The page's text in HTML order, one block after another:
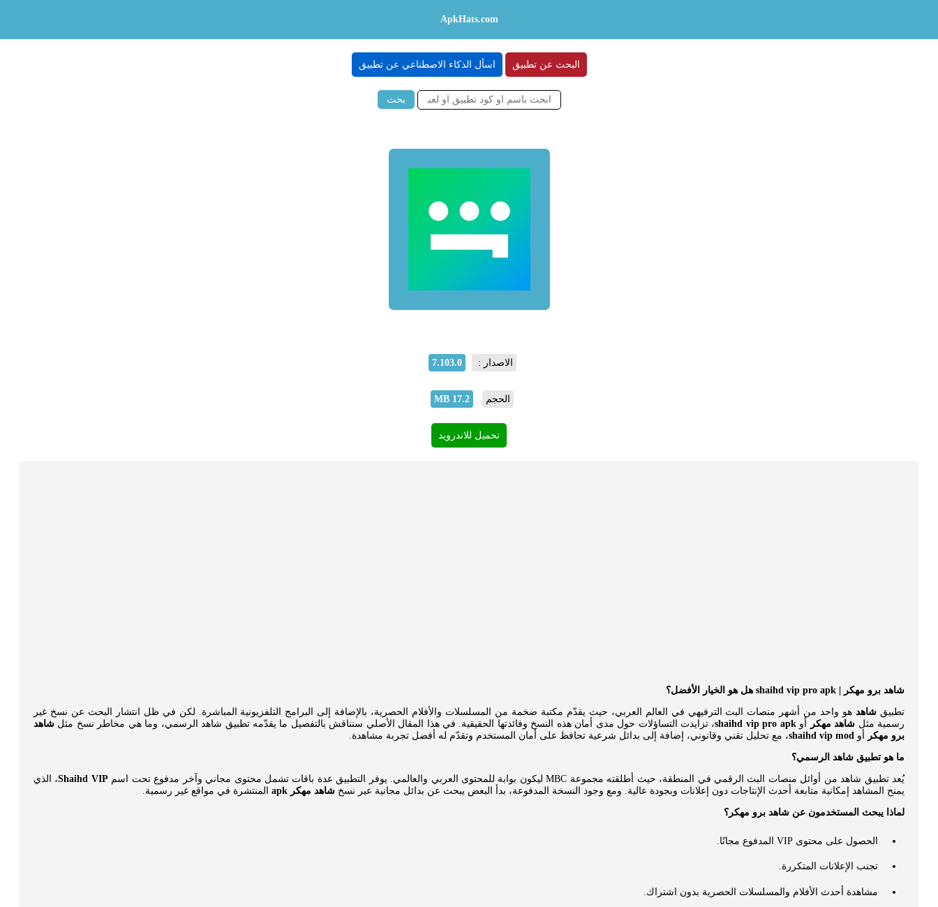
ApkHats.com
البحث عن تطبيق اسأل الذكاء الاصطناعي عن تطبيق
بحث
الاصدار : 7.103.0
الحجم 17.2 MB
تحميل للاندرويد
شاهد برو مهكر | shaihd vip pro apk هل هو الخيار الأفضل؟
تطبيق شاهدهو واحد من أشهر منصات البث الترفيهي في العالم العربي، حيث يقدّم مكتبة ضخمة من المسلسلات والأفلام الحصرية، بالإضافة إلى البرامج التلفزيونية المباشرة. لكن في ظل انتشار البحث عن نسخ غير
رسمية مثل شاهد مهكر أوshaihd vip pro apk، تزايدت التساؤلات حول مدى أمان هذه النسخ وفائدتها الحقيقية. في هذا المقال الأصلي سنناقش بالتفصيل ما يقدّمه تطبيق شاهد الرسمي، وما هي مخاطر نسخ مثل شاهد
برو مهكر
أو shaihd vip mod، مع تحليل تقني وقانوني، إضافة إلى بدائل شرعية تحافظ على أمان المستخدم وتقدّم له أفضل تجربة مشاهدة.
ما هو تطبيق شاهد الرسمي؟
يُعد تطبيق شاهد من أوائل منصات البث الرقمي في المنطقة، حيث أطلقته مجموعة MBC ليكون بوابة للمحتوى العربي والعالمي. يوفر التطبيق عدة باقات تشمل محتوى مجاني وآخر مدفوع تحت اسم Shaihd VIP، الذي
يمنح المشاهد إمكانية متابعة أحدث الإنتاجات دون إعلانات وبجودة عالية. ومع وجود النسخة المدفوعة، بدأ البعض يبحث عن بدائل مجانية عبر نسخ شاهد مهكر apk المنتشرة في مواقع غير رسمية.
لماذا يبحث المستخدمون عن شاهد برو مهكر؟
الحصول على محتوى VIP المدفوع مجانًا.
تجنب الإعلانات المتكررة.
مشاهدة أحدث الأفلام والمسلسلات الحصرية بدون اشتراك.